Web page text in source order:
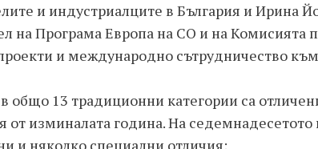
и индустриалците в България и Ирина
на Програма Европа на СО и на Комисията
и международно сътрудничество
общо 13 традиционни категории са
от изминалата година. На седемнадесетото
и няколко специални отличия: